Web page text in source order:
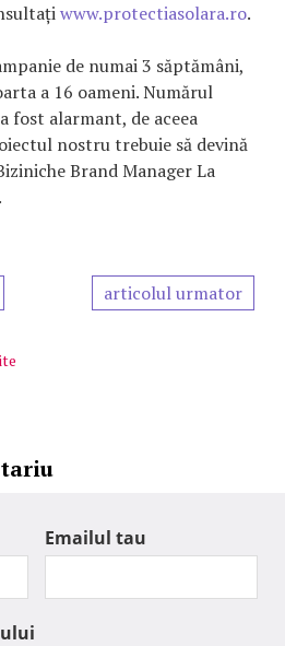
www.protectiasolara.ro.
de numai 3 săptămâni,
a 16 oameni. Numărul
fost alarmant, de aceea
nostru trebuie să devină
Brand Manager La
articolul urmator
Emailul tau